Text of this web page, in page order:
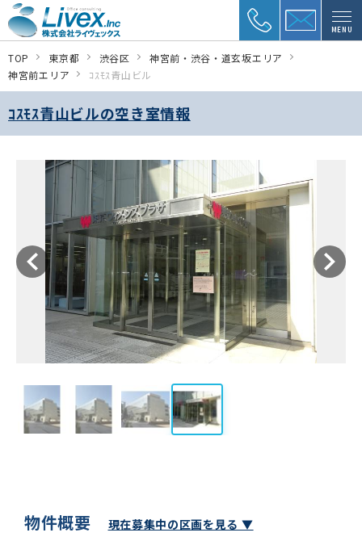
MENU
TOP 東京都 渋谷区
神宮前・渋谷・道玄坂エリア
神宮前エリア
ｺｽﾓｽ青山ビル
ｺｽﾓｽ青山ビルの空き室情報
物件概要 現在募集中の区画を見る ▼